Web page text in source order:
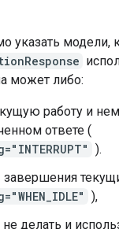
указать модели,
может либо:
работу и
ответе (
).
),
делать и